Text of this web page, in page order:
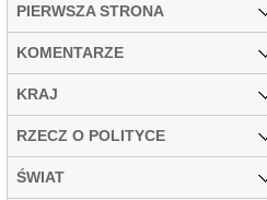
PIERWSZA STRONA
KOMENTARZE
KRAJ
RZECZ O POLITYCE
ŚWIAT